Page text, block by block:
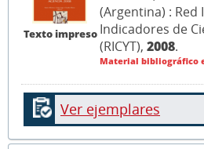
Texto impreso
(Argentina) :
Indicadores de
(RICYT), 2008.
Material bibliográfico
Ver ejemplares